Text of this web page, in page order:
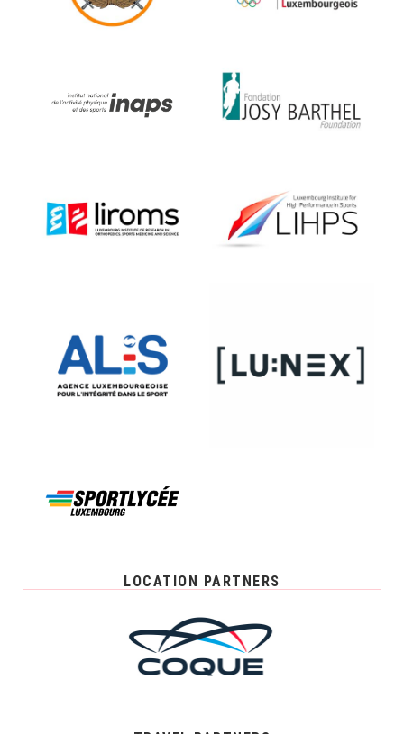
LOCATION PARTNERS